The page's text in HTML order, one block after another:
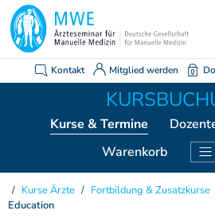
Kontakt Mitglied werden
Kurse & Termine
Warenkorb
KURSE ÄRZTE
Kurse Ärzte / Fortbildung & Zusatzkurse
Education